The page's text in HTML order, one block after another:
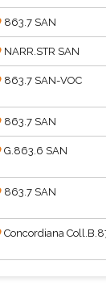
863.7 SAN
NARR.STR SAN
863.7 SAN-VOC
863.7 SAN
G.863.6 SAN
863.7 SAN
Concordiana